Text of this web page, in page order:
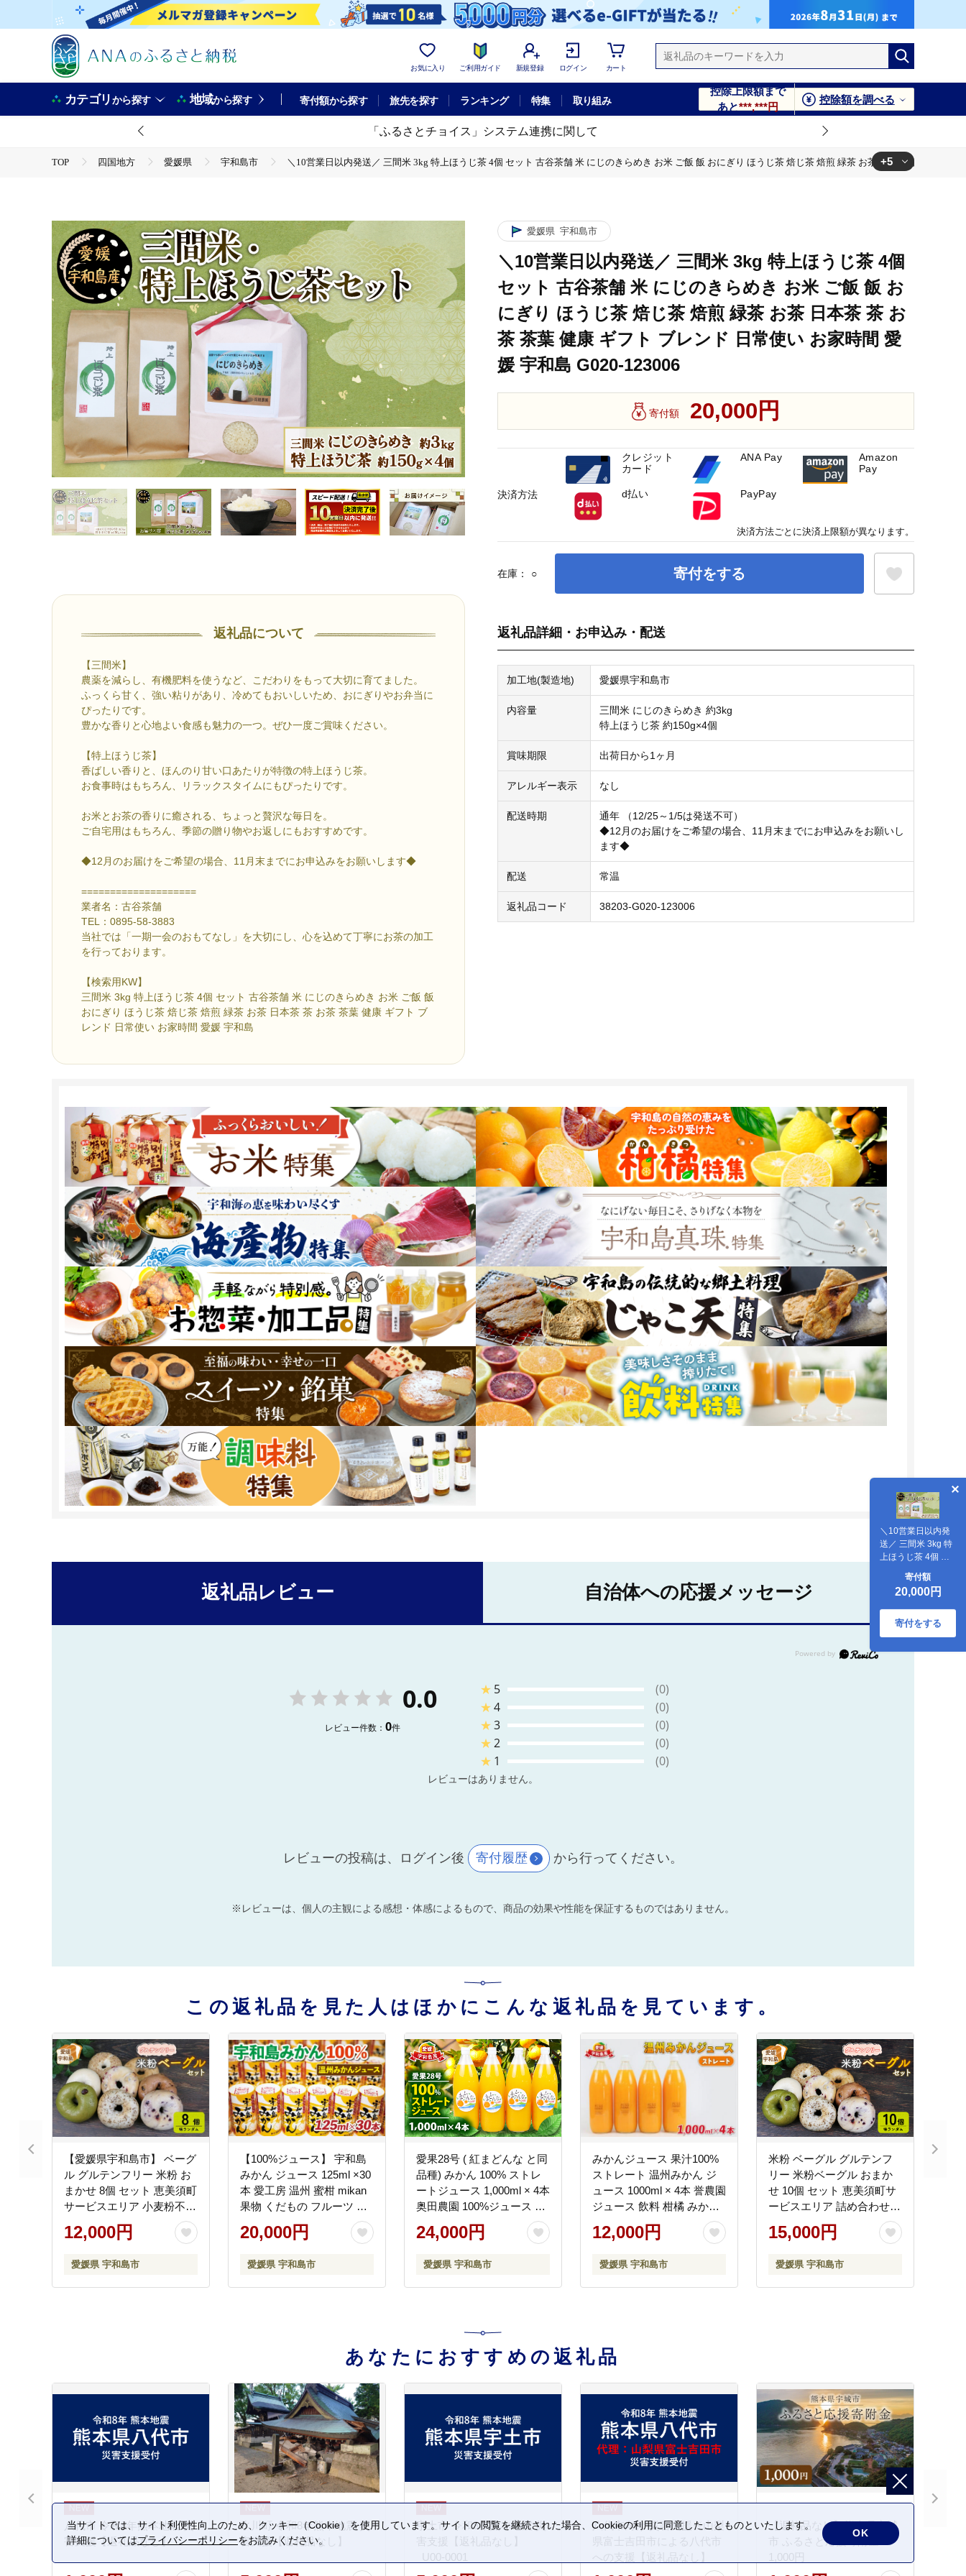
お気に入り ご利用ガイド 新規登録 ログイン カート
カテゴリから探す 地域から探す 寄付額から探す 旅先を探す ランキング 特集 取り組み
控除上限額まで
あと***,***円
控除額を調べる
「ふるさとチョイス」システム連携に関して
TOP 四国地方 愛媛県 宇和島市
＼10営業日以内発送／ 三間米 3kg 特上ほうじ茶 4個 セット 古谷茶舗 米 にじのきらめき お米 ご飯 飯 おにぎり ほうじ茶 焙じ茶 焙煎 緑茶 お茶 日本茶 茶 お茶 茶
＼10営業日以内発送／ 三間米 3kg 特上ほうじ茶 4個 セット 古谷茶舗 米 にじのきらめき お米 ご飯 飯 おにぎり ほうじ茶 焙じ茶 焙煎 緑茶 お茶 日本茶 茶 お茶 茶葉 健康 ギフト ブレンド 日常使い お家時間 愛
媛 宇和島 G020-123006
TOP
米・穀物 米
ほかの米
＼10営業日以内発送／ 三間米 3kg 特上ほうじ茶 4個 セット 古谷茶舗 米 にじのきらめき お米 ご飯 飯 おにぎり ほうじ茶 焙じ茶 焙煎 緑茶 お茶 日本茶 茶 お茶 茶葉 健康 ギフト ブレンド 日常使い お家時間 愛
媛 宇和島 G020-123006
TOP
飲料（酒以外）
＼10営業日以内発送／ 三間米 3kg 特上ほうじ茶 4個 セット 古谷茶舗 米 にじのきらめき お米 ご飯 飯 おにぎり ほうじ茶 焙じ茶 焙煎 緑茶 お茶 日本茶 茶 お茶 茶葉 健康 ギフト ブレンド 日常使い お家時間 愛
媛 宇和島 G020-123006
TOP
飲料（酒以外） ソフトドリンク
＼10営業日以内発送／ 三間米 3kg 特上ほうじ茶 4個 セット 古谷茶舗 米 にじのきらめき お米 ご飯 飯 おにぎり ほうじ茶 焙じ茶 焙煎 緑茶 お茶 日本茶 茶 お茶 茶葉 健康 ギフト ブレンド 日常使い お家時間 愛
媛 宇和島 G020-123006
+5
返礼品について
【三間米】
農薬を減らし、有機肥料を使うなど、こだわりをもって大切に育てました。
ふっくら甘く、強い粘りがあり、冷めてもおいしいため、おにぎりやお弁当に
ぴったりです。
豊かな香りと心地よい食感も魅力の一つ。ぜひ一度ご賞味ください。
【特上ほうじ茶】
香ばしい香りと、ほんのり甘い口あたりが特徴の特上ほうじ茶。
お食事時はもちろん、リラックスタイムにもぴったりです。
お米とお茶の香りに癒される、ちょっと贅沢な毎日を。
ご自宅用はもちろん、季節の贈り物やお返しにもおすすめです。
◆12月のお届けをご希望の場合、11月末までにお申込みをお願いします◆
====================
業者名：古谷茶舗
TEL：0895-58-3883
当社では「一期一会のおもてなし」を大切にし、心を込めて丁寧にお茶の加工
を行っております。
【検索用KW】
三間米 3kg 特上ほうじ茶 4個 セット 古谷茶舗 米 にじのきらめき お米 ご飯 飯
おにぎり ほうじ茶 焙じ茶 焙煎 緑茶 お茶 日本茶 茶 お茶 茶葉 健康 ギフト ブ
レンド 日常使い お家時間 愛媛 宇和島
愛媛県 宇和島市
＼10営業日以内発送／ 三間米 3kg 特上ほうじ茶 4個
セット 古谷茶舗 米 にじのきらめき お米 ご飯 飯 お
にぎり ほうじ茶 焙じ茶 焙煎 緑茶 お茶 日本茶 茶 お
茶 茶葉 健康 ギフト ブレンド 日常使い お家時間 愛
媛 宇和島 G020-123006
寄付額 20,000円
在庫： ○ 寄付をする
＼10営業日以内発
送／ 三間米 3kg 特
上ほうじ茶 4個 セ
じのきらめき お米
ご飯 飯 おにぎり ほ
うじ茶 焙じ茶 焙煎
緑茶 お茶 日本茶 茶
お茶 茶葉 健康 ギフ
寄付額
20,000円
寄付をする
返礼品詳細・お申込み・配送
加工地(製造地) 愛媛県宇和島市
内容量
三間米 にじのきらめき 約3kg
特上ほうじ茶 約150g×4個
賞味期限 出荷日から1ヶ月
アレルギー表示 なし
配送時期
通年 （12/25～1/5は発送不可）
◆12月のお届けをご希望の場合、11月末までにお申込みをお願いし
ます◆
配送 常温
返礼品コード 38203-G020-123006
決済方法
クレジット
カード
ANA Pay
Amazon
Pay
d払い PayPay
決済方法ごとに決済上限額が異なります。
返礼品レビュー 自治体への応援メッセージ
0.0
レビュー件数： 0件
★ 5
(0)
★4
(0)
★3
(0)
★2
(0)
★ 1 (0)
レビューはありません。
レビューの投稿は、ログイン後 寄付履歴 から行ってください。
※レビューは、個人の主観による感想・体感によるもので、商品の効果や性能を保証するものではありません。
この返礼品を見た人はほかにこんな返礼品を見ています。
【愛媛県宇和島市】 ベーグ
ル グルテンフリー 米粉 お
まかせ 8個 セット 恵美須町
サービスエリア 小麦粉不使
用 手作り 数量限定 J012-
165001
12,000円
愛媛県 宇和島市
【100%ジュース】 宇和島
みかん ジュース 125ml ×30
本 愛工房 温州 蜜柑 mikan
果物 くだもの フルーツ ス
トレート 紙パック 柑橘 国
産 愛媛 宇和島 H020-
20,000円
愛媛県 宇和島市
愛果28号 ( 紅まどんな と同
品種) みかん 100% ストレ
ートジュース 1,000ml × 4本
奥田農園 100%ジュース み
かんジュース フルーツジュ
ース ジュース 蜜柑 mikan
物 フルーツ ストレート 数
量限定 国産 愛媛 宇和島
24,000円
愛媛県 宇和島市
みかんジュース 果汁100%
ストレート 温州みかん ジ
ュース 1000ml × 4本 誉農園
ジュース 飲料 柑橘 みかん
蜜柑 ストレートジュース
100%ジュース 果物 くだも
蜜柑 フルーツ 数量限定 国
産 愛媛 宇和島 H012-
12,000円
愛媛県 宇和島市
米粉 ベーグル グルテンフ
リー 米粉ベーグル おまか
せ 10個 セット 恵美須町サ
ービスエリア 詰め合わせ
バラエティー お任せ 小麦
不使用 手作り もちもち べ
分け 個包装 菓子 パン ぱん
朝食 おやつ 冷凍 食品 自家
15,000円
愛媛県 宇和島市
あなたにおすすめの返礼品
八代市 令和8年熊本地震 災
害支援【返礼品なし】
氷川町 令和8年熊本地震 災
害支援【返礼品なし】
宇土市 令和8年熊本地震 災
害支援【返礼品なし】
_U00-0001
八代市向け 災害支援※山梨
県富士吉田市による八代市
への支援【返礼品なし】
【返礼品なし】熊本県宇城
市 ふるさと応援寄附金
1,000円
当サイトでは、サイト利便性向上のため、クッキー（Cookie）を使用しています。サイトの閲覧を継続された場合、Cookieの利用に同意したことものといたします。
詳細についてはプライバシーポリシーをお読みください。
OK